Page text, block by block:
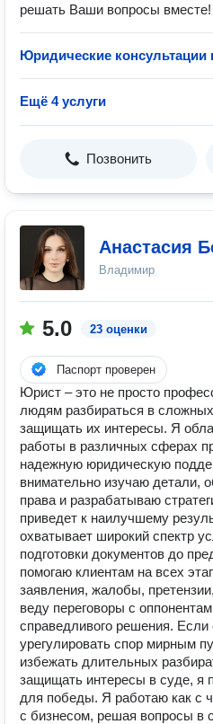
решать Ваши вопросы вместе!
Юридические
Ещё 4 услуги
Позвонить
Анастасия
Владимир
5.0 23 оценки
Паспорт проверен
Юрист – это не просто
людям разбираться в
защищать их интересы. Я
работы в различных сферах
надежную юридическую
внимательно изучаю детали,
права и разрабатываю
приведет к наилучшему
охватывает широкий спектр
подготовки документов до
помогаю клиентам на всех
заявления, жалобы,
веду переговоры с
справедливого решения. Если
урегулировать спор мирным
избежать длительных
защищать интересы в суде, я
для победы. Я работаю как с
с бизнесом, решая вопросы в